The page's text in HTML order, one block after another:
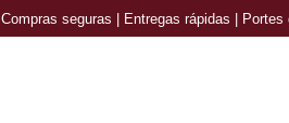
Compras seguras | Entregas rápidas |